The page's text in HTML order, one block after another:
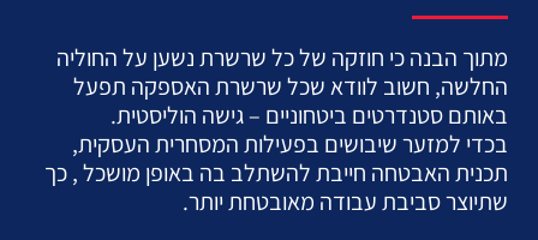
מתוך הבנה כי חוזקה של כל שרשרת נשען על החוליה
החלשה, חשוב לוודא שכל שרשרת האספקה תפעל
באותם סטנדרטים ביטחוניים – גישה הוליסטית.
בכדי למזער שיבושים בפעילות המסחרית העסקית,
תכנית האבטחה חייבת להשתלב בה באופן מושכל , כך
שתיוצר סביבת עבודה מאובטחת יותר.